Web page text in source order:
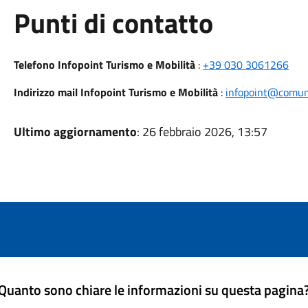
Punti di contatto
Telefono Infopoint Turismo e Mobilità: +39 030 3061266
Indirizzo mail Infopoint Turismo e Mobilità:
Ultimo aggiornamento: 26 febbraio 2026, 13:57
sono chiare le informazioni su questa